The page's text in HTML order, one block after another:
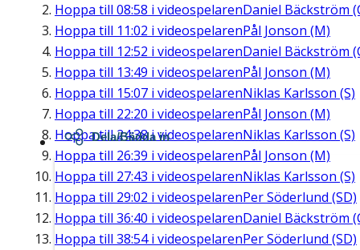
Hoppa till 08:58 i videospelarenDaniel Bäckström
Hoppa till 11:02 i videospelarenPål Jonson (M)
Hoppa till 12:52 i videospelarenDaniel Bäckström
Hoppa till 13:49 i videospelarenPål Jonson (M)
Hoppa till 15:07 i videospelarenNiklas Karlsson (S)
Hoppa till 22:20 i videospelarenPål Jonson (M)
Hoppa till24:38i videospelarenNiklas Karlsson (S)
Hoppa till 26:39 i videospelarenPål Jonson (M)
Hoppa till 27:43 i videospelarenNiklas Karlsson (S)
Hoppa till 29:02 i videospelarenPer Söderlund (SD)
Hoppa till 36:40 i videospelarenDaniel Bäckström
Hoppa till 38:54i videospelarenPer Söderlund (SD)
Dela/Bädda in